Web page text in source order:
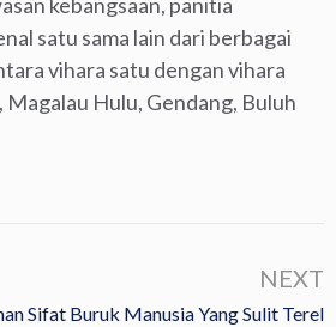
satu sama lain dari berbagai
vihara satu dengan vihara
Hulu, Gendang, Buluh
NEXT
Sifat Buruk Manusia Yang Sulit Terel